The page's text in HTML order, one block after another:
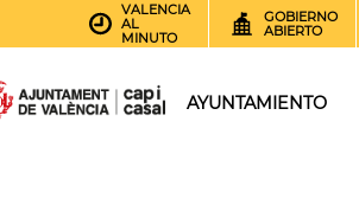
VALENCIA
AL
MINUTO
GOBIERNO
ABIERTO
AYUNTAMIENTO